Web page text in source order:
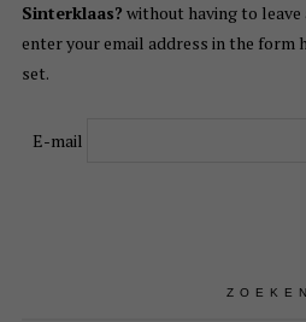
Sinterklaas? without having to leave
enter your email address in the form
set.
E-mail
ZOEKEN